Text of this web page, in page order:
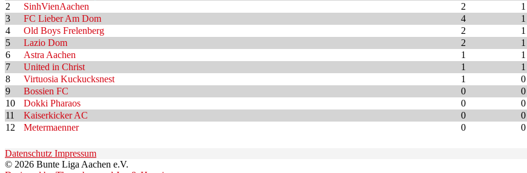
2
SinhVienAachen 2 1
3
FC Lieber Am Dom 4 1
4
Old Boys Frelenberg 2 1
5
Lazio Dom 2 1
6
Astra Aachen 1 1
7
United in Christ 1 1
8
Virtuosia Kuckucksnest 1 0
9
Bossien FC 0 0
10
Dokki Pharaos 0 0
11
Kaiserkicker AC 0 0
12
Metermaenner 0 0
Datenschutz Impressum
© 2026 Bunte Liga Aachen e.V.